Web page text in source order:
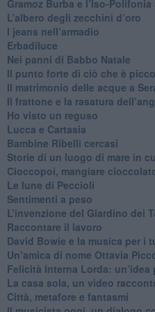
​Gramoz Burba e l’Iso-Polifonia
L’albero degli zecchini d’oro
​I jeans nell’armadio
Erbadiluce
Nei panni di Babbo Natale
​Il punto forte di ciò che è
​Il matrimonio delle acque a
​Il frattone e la rasatura
​Ho visto un reguso
Lucca e Cartasia
Bambine Ribelli cercasi
Storie di un luogo di mare in
Cioccopoi, mangiare
​Le lune di Peccioli
​Sentimenti a peso
​L’invenzione del Giardino dei
​Raccontare il lavoro
David Bowie e la musica per i
Un’amica di nome Ottavia
​Felicità Interna Lorda: un’idea
​La casa sola, un video
​Città, metafore e fantasmi